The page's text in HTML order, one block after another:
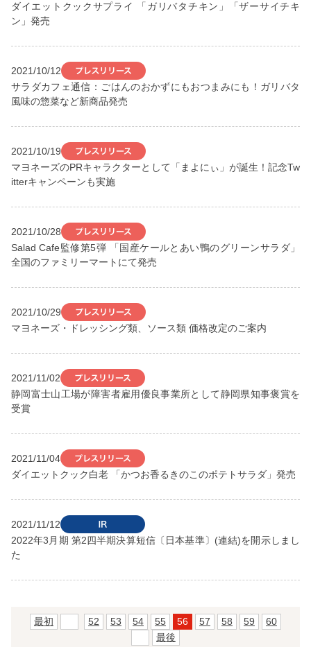
ダイエットクックサプライ 「ガリバタチキン」「ザーサイチキ
ン」発売
2021/10/12
サラダカフェ通信：ごはんのおかずにもおつまみにも！ガリバタ
風味の惣菜など新商品発売
2021/10/19
マヨネーズのPRキャラクターとして「まよにぃ」が誕生！記念Tw
itterキャンペーンも実施
2021/10/28
Salad Cafe監修第5弾 「国産ケールとあい鴨のグリーンサラダ」
全国のファミリーマートにて発売
2021/10/29
マヨネーズ・ドレッシング類、ソース類 価格改定のご案内
2021/11/02
静岡富士山工場が障害者雇用優良事業所として静岡県知事褒賞を
受賞
2021/11/04
ダイエットクック白老 「かつお香るきのこのポテトサラダ」発売
2021/11/12
2022年3月期 第2四半期決算短信〔日本基準〕(連結)を開示しまし
た
最初 52 53 54 55 56 57 58 59
60
最後